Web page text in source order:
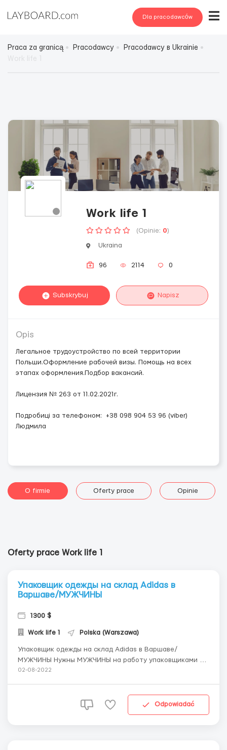
Dla pracodawców
Praca za granicą Pracodawcy
Pracodawcy в Ukrainie
Work life 1
(Opinie: 0)
Ukraina
96 2114 0
Subskrybuj Napisz
Opis
Легальное трудоустройство по всей территории
Польши.Оформление рабочей визы. Помощь на всех
этапах оформления.Подбор вакансий.
Лицензия № 263 от 11.02.2021г.
Подробиці за телефоном: +38 098 904 53 96 (viber)
Людмила
O firmie Oferty prace Opinie
Oferty prace Work life 1
Упаковщик одежды на склад Adidas в
Варшаве/МУЖЧИНЫ
1300 $
Work life 1 Polska (Warszawa)
Упаковщик одежды на склад Adidas в Варшаве/
МУЖЧИНЫ Нужны МУЖЧИНЫ на работу упаковщиками на
склады новой одежды известного мирового бренда,
одежды бренда Adidas! 18−60 р! Тип договора &mda...
02-08-2022
Odpowiadać